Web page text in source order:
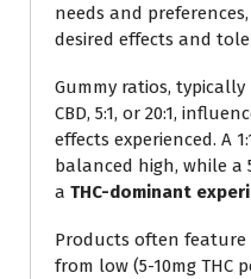
needs and
desired effects and
Gummy ratios, typically
CBD, 5:1, or 20:1,
effects experienced. A
balanced high, while a
a THC-dominant
Products often feature
from low (5-10mg THC